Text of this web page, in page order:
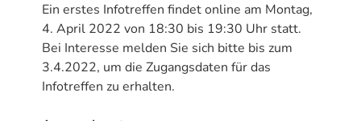
Ein erstes Infotreffen findet online am Montag,
4. April 2022 von 18:30 bis 19:30 Uhr statt.
Bei Interesse melden Sie sich bitte bis zum
3.4.2022, um die Zugangsdaten für das
Infotreffen zu erhalten.